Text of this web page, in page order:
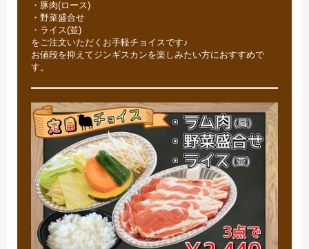
・豚肉(ロース)
・野菜盛合せ
・ライス(並)
をご注文いただくお手軽チョイスです♪
お値段を抑えてジンギスカンを楽しみたい方におすすめで
す。